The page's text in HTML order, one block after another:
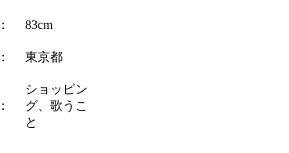
83cm
東京都
ショッピン
グ、歌うこ
と